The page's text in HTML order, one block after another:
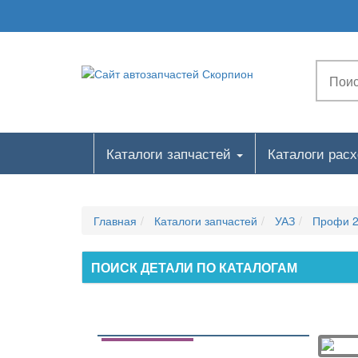
Каталоги запчастей Каталоги
Главная Каталоги запчастей УАЗ Профи
ПОИСК ДЕТАЛИ ПО КАТАЛОГАМ
Бампер передний
Детали передка
Кабина окрашенная
Капот с упором ручным